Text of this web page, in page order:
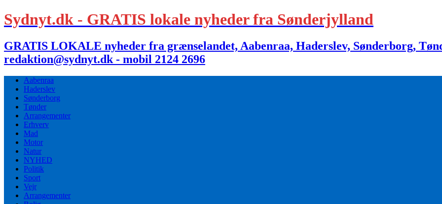
Sydnyt.dk - GRATIS lokale nyheder fra Sønderjylland
GRATIS LOKALE nyheder fra grænselandet, Aabenraa, Haderslev, Sønderborg,
redaktion@sydnyt.dk - mobil 2124 2696
Aabenraa
Haderslev
Sønderborg
Tønder
Arrangementer
Erhverv
Mad
Motor
Natur
NYHED
Politik
Sport
Vejr
Arrangementer